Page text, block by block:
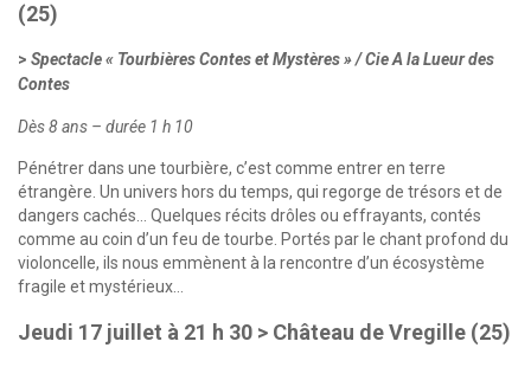
(25)
Spectacle « Tourbières Contes et Mystères » / Cie A la Lueur des
Contes
Dès 8 ans – durée 1 h 10
Pénétrer dans une tourbière, c’est comme entrer en terre
étrangère. Un univers hors du temps, qui regorge de trésors et de
dangers cachés… Quelques récits drôles ou effrayants, contés
comme au coin d’un feu de tourbe. Portés par le chant profond du
violoncelle, ils nous emmènent à la rencontre d’un écosystème
fragile et mystérieux…
Jeudi 17 juillet à 21 h 30 > Château de Vregille (25)